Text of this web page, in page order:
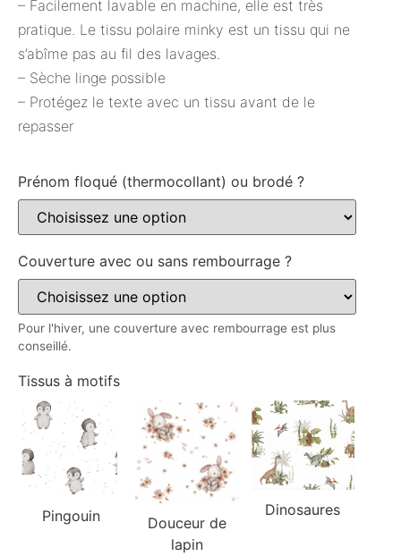
– Facilement lavable en machine, elle est très
pratique. Le tissu polaire minky est un tissu qui ne
s’abîme pas au fil des lavages.
– Sèche linge possible
– Protégez le texte avec un tissu avant de le
repasser
Prénom floqué (thermocollant) ou brodé ?
Couverture avec ou sans rembourrage ?
Pour l'hiver, une couverture avec rembourrage est plus
conseillé.
Tissus à motifs
Pingouin
Douceur de
lapin
Dinosaures